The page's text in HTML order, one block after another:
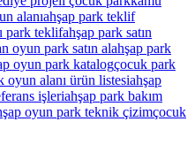
alanıahşap park teklif
park teklifahşap park satın
oyun park satın alahşap park
oyun park katalogçocuk park
oyun alanı ürün listesiahşap
işleriahşap park bakım
oyun park teknik çizimçocuk